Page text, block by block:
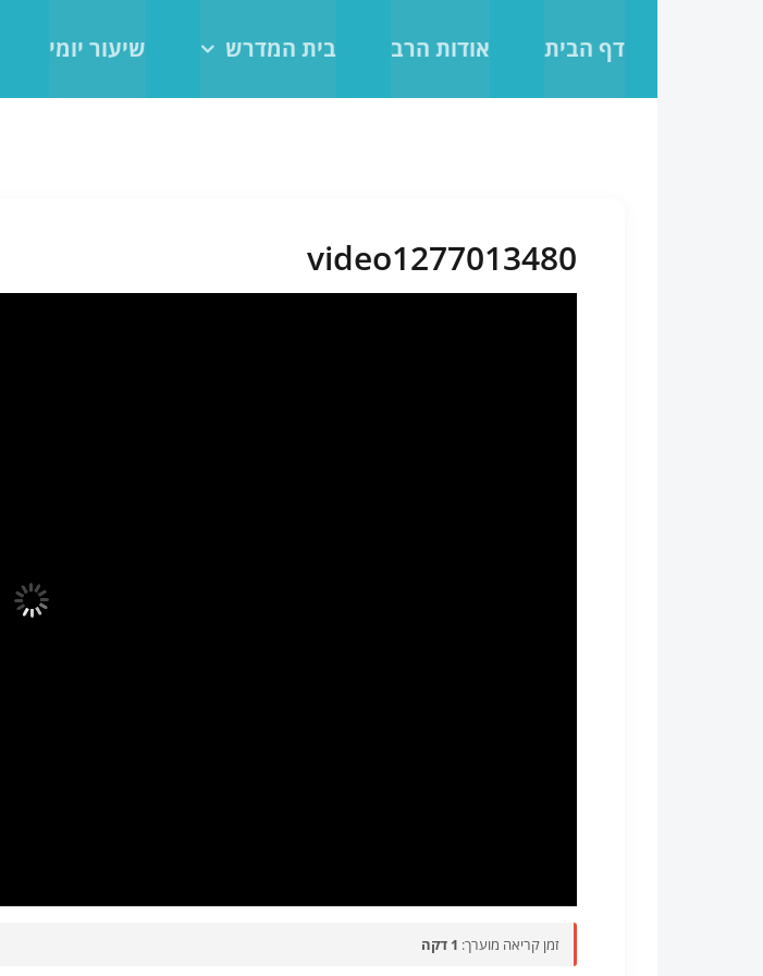
דף הבית אודות הרב בית המדרש שיעור יומי
video1277013480
זמן קריאה מוערך: 1 דקה